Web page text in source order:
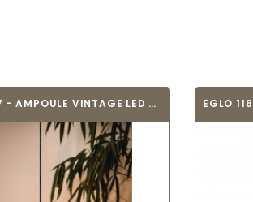
EGLO 11687 - AMPOULE VINTAGE LED - LED_E27